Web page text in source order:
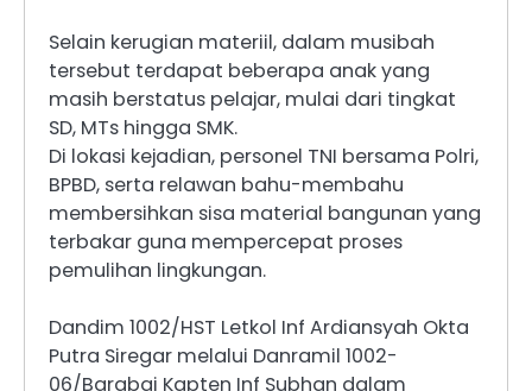
Selain kerugian materiil, dalam musibah
tersebut terdapat beberapa anak yang
masih berstatus pelajar, mulai dari tingkat
SD, MTs hingga SMK.
Di lokasi kejadian, personel TNI bersama Polri,
BPBD, serta relawan bahu-membahu
membersihkan sisa material bangunan yang
terbakar guna mempercepat proses
pemulihan lingkungan.
Dandim 1002/HST Letkol Inf Ardiansyah Okta
Putra Siregar melalui Danramil 1002-
06/Barabai Kapten Inf Subhan dalam